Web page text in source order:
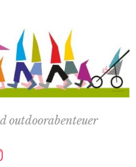
outdoorabenteuer